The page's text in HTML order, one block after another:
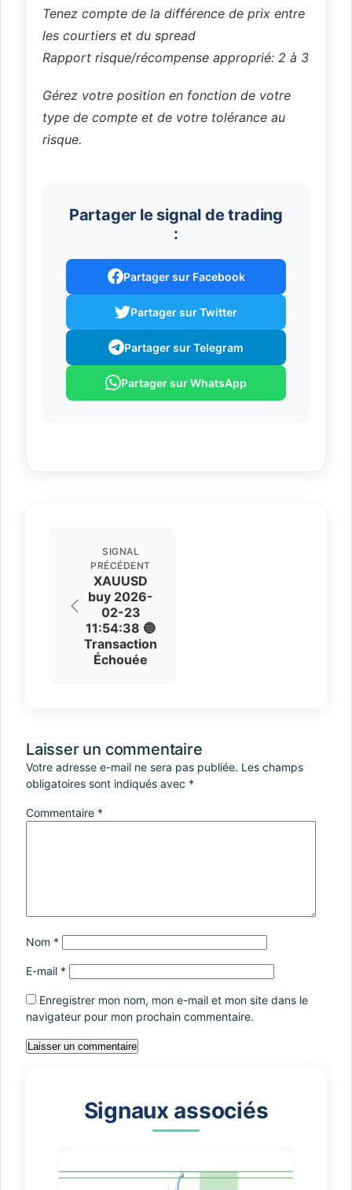
Tenez compte de la différence de prix entre
les courtiers et du spread
Rapport risque/récompense approprié: 2 à 3
Gérez votre position en fonction de votre
type de compte et de votre tolérance au
risque.
Partager le signal de trading
:
Partager sur Facebook
Partager sur Twitter
Partager sur Telegram
Partager sur WhatsApp
SIGNAL
PRÉCÉDENT
XAUUSD
buy 2026-
02-23
11:54:38 🔵
Transaction
Échouée
Laisser un commentaire
Votre adresse e-mail ne sera pas publiée. Les champs
obligatoires sont indiqués avec *
Commentaire *
Nom *
E-mail *
Enregistrer mon nom, mon e-mail et mon site dans le
navigateur pour mon prochain commentaire.
Signaux associés